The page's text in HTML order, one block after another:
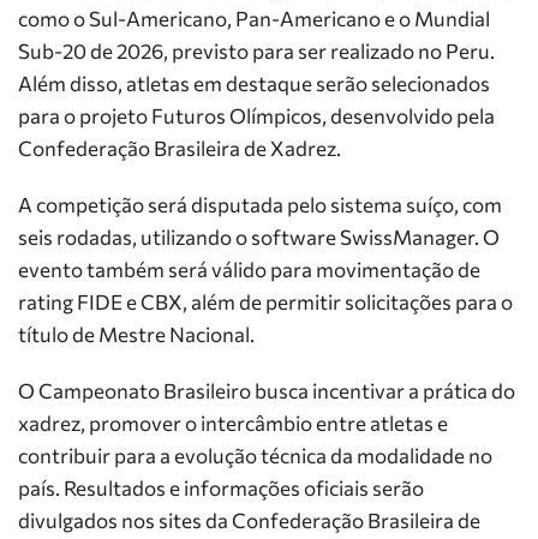
como o Sul-Americano, Pan-Americano e o Mundial
Sub-20 de 2026, previsto para ser realizado no Peru.
Além disso, atletas em destaque serão selecionados
para o projeto Futuros Olímpicos, desenvolvido pela
Confederação Brasileira de Xadrez.
A competição será disputada pelo sistema suíço, com
seis rodadas, utilizando o software SwissManager. O
evento também será válido para movimentação de
rating FIDE e CBX, além de permitir solicitações para o
título de Mestre Nacional.
O Campeonato Brasileiro busca incentivar a prática do
xadrez, promover o intercâmbio entre atletas e
contribuir para a evolução técnica da modalidade no
país. Resultados e informações oficiais serão
divulgados nos sites da Confederação Brasileira de